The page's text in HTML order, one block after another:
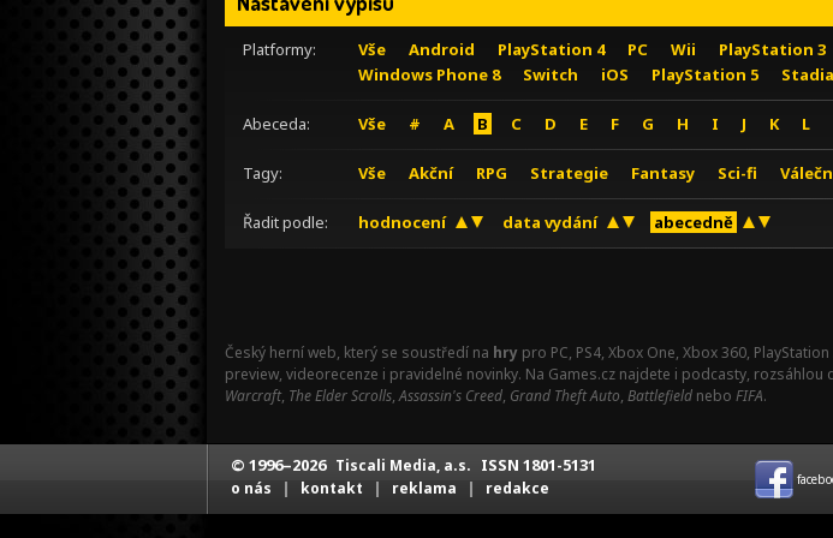
Platformy: Vše Android PlayStation 4 PC Wii PlayStation 3
Windows Phone 8
Switch iOS PlayStation 5 Stadia
Abeceda: Vše # A B C D E F G H I J K L
Tagy: Vše Akční RPG Strategie Fantasy Sci-fi
Řadit podle: hodnocení data vydání abecedně
Český herní web, který se soustředí na hry pro PC, PS4, Xbox One, Xbox 360,
preview, videorecenze i pravidelné novinky. Na Games.cz najdete i podcasty,
Warcraft, The Elder Scrolls,Assassin's Creed, Grand Theft Auto, Battlefield nebo FIFA.
© 1996–2026 Tiscali Media, a.s. ISSN 1801-5131
o nás | kontakt | reklama | redakce